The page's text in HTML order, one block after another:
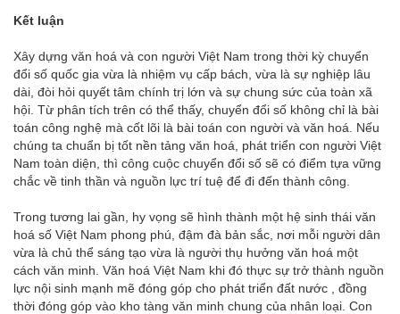
Kết luận
Xây dựng văn hoá và con người Việt Nam trong thời kỳ chuyển
đổi số quốc gia vừa là nhiệm vụ cấp bách, vừa là sự nghiệp lâu
dài, đòi hỏi quyết tâm chính trị lớn và sự chung sức của toàn xã
hội. Từ phân tích trên có thể thấy, chuyển đổi số không chỉ là bài
toán công nghệ mà cốt lõi là bài toán con người và văn hoá. Nếu
chúng ta chuẩn bị tốt nền tảng văn hoá, phát triển con người Việt
Nam toàn diện, thì công cuộc chuyển đổi số sẽ có điểm tựa vững
chắc về tinh thần và nguồn lực trí tuệ để đi đến thành công.
Trong tương lai gần, hy vọng sẽ hình thành một hệ sinh thái văn
hoá số Việt Nam phong phú, đậm đà bản sắc, nơi mỗi người dân
vừa là chủ thể sáng tạo vừa là người thụ hưởng văn hoá một
cách văn minh. Văn hoá Việt Nam khi đó thực sự trở thành nguồn
lực nội sinh mạnh mẽ đóng góp cho phát triển đất nước , đồng
thời đóng góp vào kho tàng văn minh chung của nhân loại. Con